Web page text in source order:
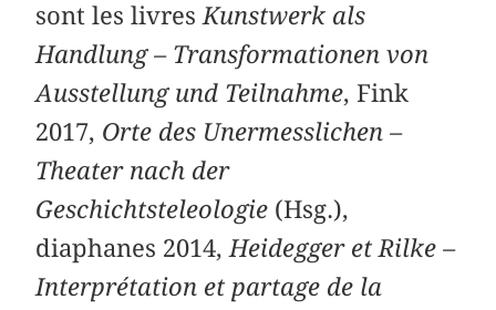
sont les livresKunstwerk als
Handlung – Transformationen von
Ausstellung und Teilnahme, Fink
2017, Orte des Unermesslichen –
Theater nach der
Geschichtsteleologie (Hsg.),
diaphanes 2014,Heidegger et Rilke –
Interprétation et partage de la